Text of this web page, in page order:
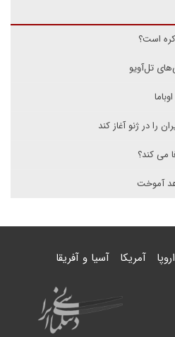
است؟
تل‌آویو
را در ژنو آغاز کند
می کند؟
آموخت
اروپا آمریکا آسیا و آفریقا